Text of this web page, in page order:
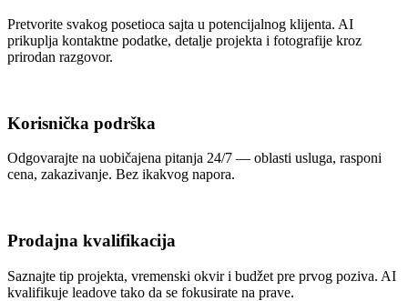
Pretvorite svakog posetioca sajta u potencijalnog klijenta. AI
prikuplja kontaktne podatke, detalje projekta i fotografije kroz
prirodan razgovor.
Korisnička podrška
Odgovarajte na uobičajena pitanja 24/7 — oblasti usluga, rasponi
cena, zakazivanje. Bez ikakvog napora.
Prodajna kvalifikacija
Saznajte tip projekta, vremenski okvir i budžet pre prvog poziva. AI
kvalifikuje leadove tako da se fokusirate na prave.